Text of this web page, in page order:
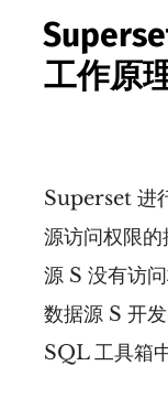
工作原
Superset 进
源访问权限
源 S 没有访
数据源 S 开
SQL 工具箱